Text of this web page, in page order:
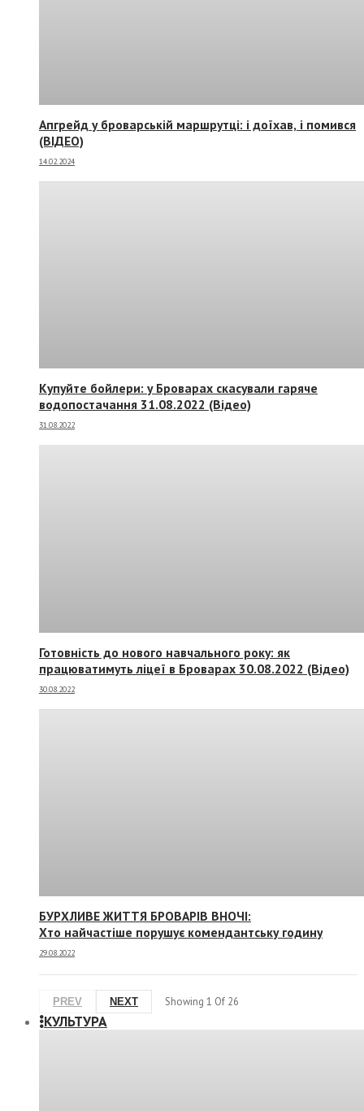
Апгрейд у броварській маршрутці: і доїхав, і помився
(ВІДЕО)
14.02.2024
Купуйте бойлери: у Броварах скасували гаряче
водопостачання 31.08.2022 (Відео)
31.08.2022
Готовність до нового навчального року: як
працюватимуть ліцеї в Броварах 30.08.2022 (Відео)
30.08.2022
БУРХЛИВЕ ЖИТТЯ БРОВАРІВ ВНОЧІ:
Хто найчастіше порушує комендантську годину
29.08.2022
PREV NEXT Showing 1 Of 26
КУЛЬТУРА